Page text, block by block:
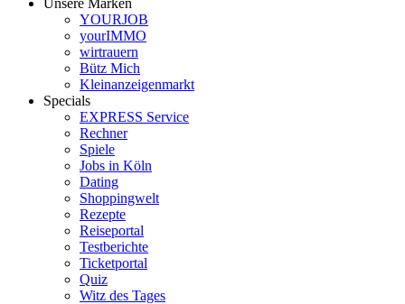
Unsere Marken
YOURJOB
yourIMMO
wirtrauern
Bütz Mich
Kleinanzeigenmarkt
Specials
EXPRESS Service
Rechner
Spiele
Jobs in Köln
Dating
Shoppingwelt
Rezepte
Reiseportal
Testberichte
Ticketportal
Quiz
Witz des Tages